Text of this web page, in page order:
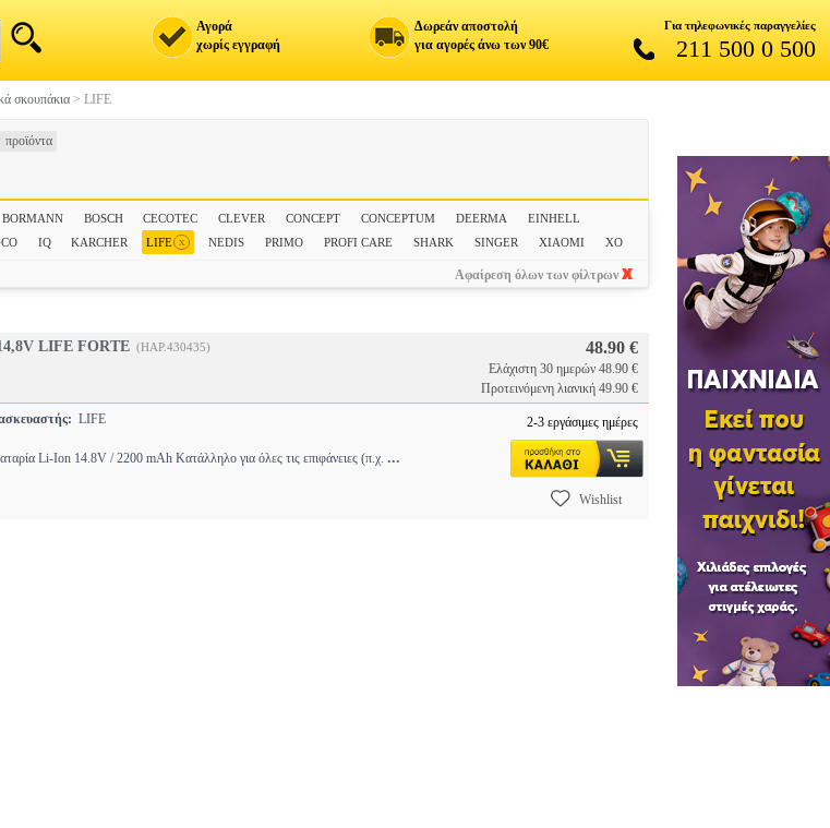
Αγορά
χωρίς εγγραφή
Δωρεάν αποστολή
για αγορές άνω των 90€
Για τηλεφωνικές παραγγελίες
211 500 0 500
σκουπάκια > LIFE
προϊόντα
BORMANN BOSCH CECOTEC CLEVER CONCEPT CONCEPTUM DEERMA
EINHELL
IQ KARCHER LIFE x NEDIS PRIMO PROFI CARE SHARK SINGER XIAOMI XO
Αφαίρεση όλων των φίλτρων
LIFE FORTE (HAP.430435) 48.90 €
Ελάχιστη 30 ημερών 48.90 €
Προτεινόμενη λιανική 49.90 €
LIFE
Li-Ion 14.8V / 2200 mAh Κατάλληλο για όλες τις επιφάνειες (π.χ. ...
2-3 εργάσιμες ημέρες
Wishlist